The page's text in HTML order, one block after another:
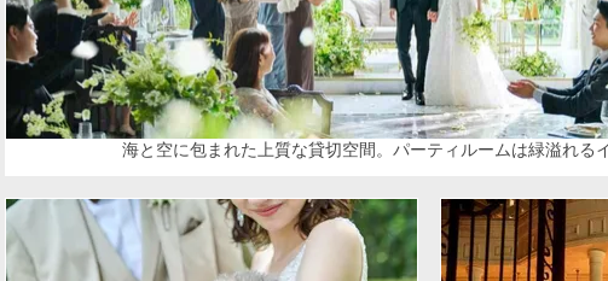
海と空に包まれた上質な貸切空間。パーティルームは緑溢れる